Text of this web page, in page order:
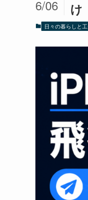
け
6/06
日々の暮らしと